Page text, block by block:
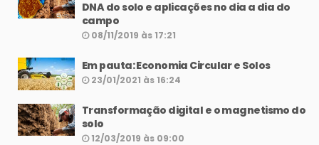
DNA do solo e aplicações no dia a dia do
campo
08/11/2019 às 17:21
Em pauta: Economia Circular e Solos
23/01/2021 às 16:24
Transformação digital e o magnetismo do
solo
12/03/2019 às 09:00